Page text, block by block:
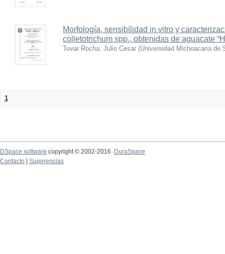
Morfología, sensibilidad in vitro y
colletotrichum spp., obtenidas de aguacate
Tovar Rocha, Julio Cesar (Universidad Michoacana de
1
DSpace software copyright © 2002-2016
DuraSpace
Contacto
Sugerencias